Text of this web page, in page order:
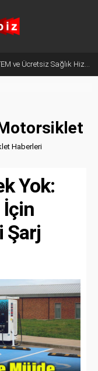
İl Sağlık Müdürü Bildirici’den KETEM ve Ücretsiz Sağlık Hizmetleri Çağrısı!
Haberleri
Yok:
İçin
Şarj